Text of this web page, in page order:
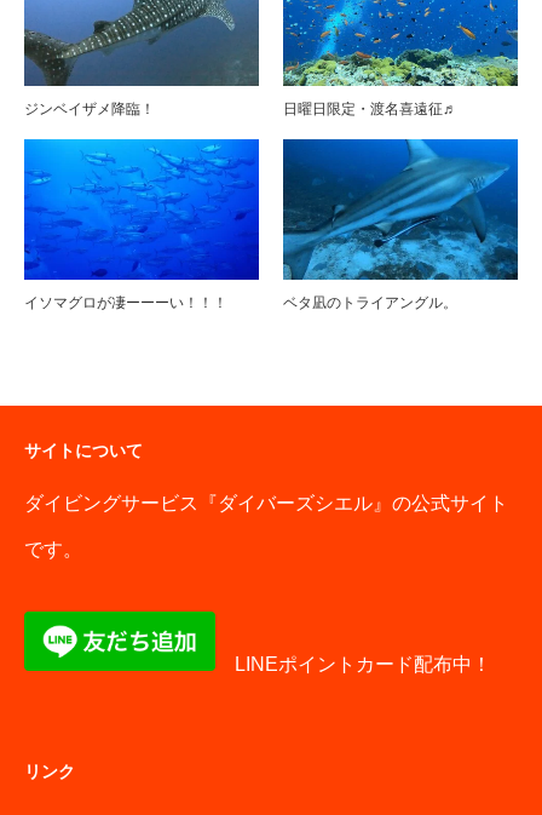
ジンベイザメ降臨！ 日曜日限定・渡名喜遠征♬
イソマグロが凄ーーーい！！！ ベタ凪のトライアングル。
サイトについて
ダイビングサービス『ダイバーズシエル』の公式サイト
です。
LINEポイントカード配布中！
リンク